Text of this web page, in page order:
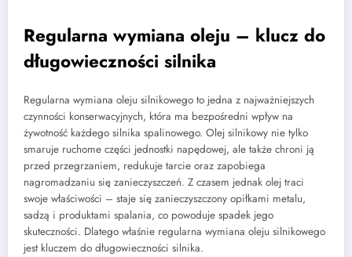
Regularna wymiana oleju – klucz do
długowieczności silnika
Regularna wymiana oleju silnikowego to jedna z najważniejszych
czynności konserwacyjnych, która ma bezpośredni wpływ na
żywotność każdego silnika spalinowego. Olej silnikowy nie tylko
smaruje ruchome części jednostki napędowej, ale także chroni ją
przed przegrzaniem, redukuje tarcie oraz zapobiega
nagromadzaniu się zanieczyszczeń. Z czasem jednak olej traci
swoje właściwości – staje się zanieczyszczony opiłkami metalu,
sadzą i produktami spalania, co powoduje spadek jego
skuteczności. Dlatego właśnie regularna wymiana oleju silnikowego
jest kluczem do długowieczności silnika.